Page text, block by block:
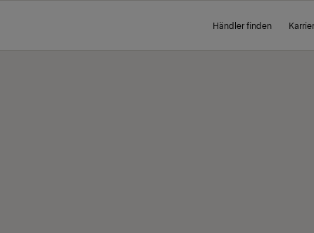
Händler finden